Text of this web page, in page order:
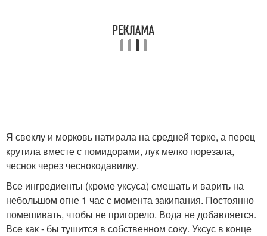
Я свеклу и морковь натирала на средней терке, а перец
крутила вместе с помидорами, лук мелко порезала,
чеснок через чеснокодавилку.
Все ингредиенты (кроме уксуса) смешать и варить на
небольшом огне 1 час с момента закипания. Постоянно
помешивать, чтобы не пригорело. Вода не добавляется.
Все как - бы тушится в собственном соку. Уксус в конце